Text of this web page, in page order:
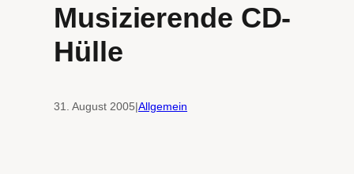
Musizierende CD-
Hülle
31. August 2005|Allgemein